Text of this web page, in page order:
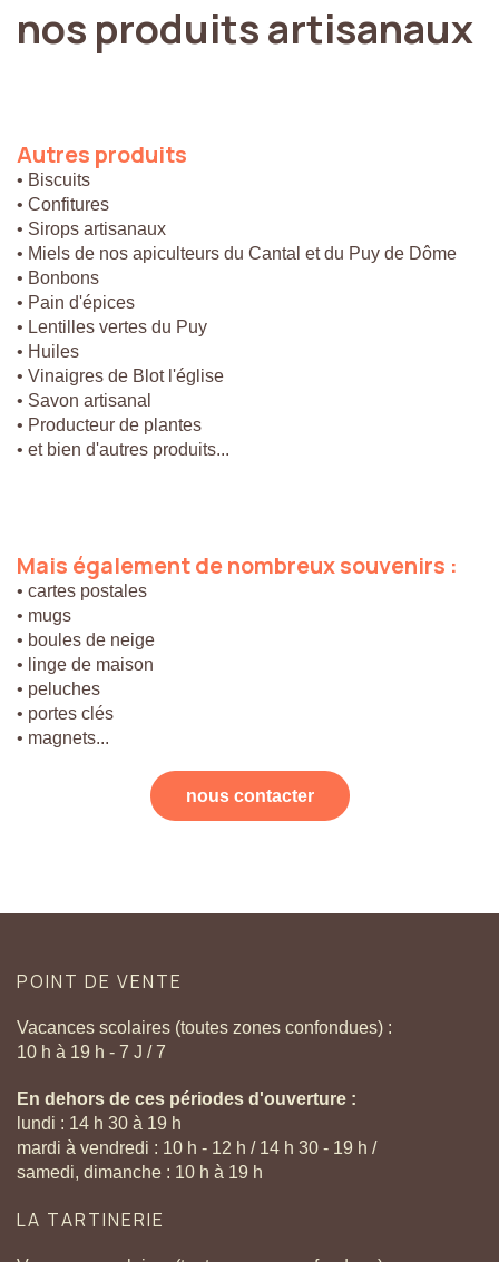
nos produitsartisanaux
Autres produits
• Biscuits
• Confitures
• Sirops artisanaux
• Miels de nos apiculteurs du Cantal et du Puy de Dôme
• Bonbons
• Pain d'épices
• Lentilles vertes du Puy
• Huiles
• Vinaigres de Blot l'église
• Savon artisanal
• Producteur de plantes
• et bien d'autres produits...
Mais égalementdenombreuxsouvenirs :
• cartes postales
• mugs
• boules de neige
• linge de maison
• peluches
• portes clés
• magnets...
nous contacter
POINT DE VENTE
Vacances scolaires (toutes zones confondues) :
10 h à 19 h - 7 J / 7
En dehors de ces périodes d'ouverture :
lundi : 14 h 30 à 19 h
mardi à vendredi : 10 h - 12 h / 14 h 30 - 19 h /
samedi, dimanche : 10 h à 19 h
LA TARTINERIE